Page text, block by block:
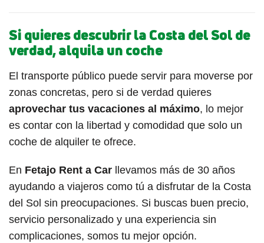
Si quieres descubrir la Costa del Sol de
verdad, alquila un coche
El transporte público puede servir para moverse por
zonas concretas, pero si de verdad quieres
aprovechar tus vacaciones al máximo, lo mejor
es contar con la libertad y comodidad que solo un
coche de alquiler te ofrece.
En Fetajo Rent a Car llevamos más de 30 años
ayudando a viajeros como tú a disfrutar de la Costa
del Sol sin preocupaciones. Si buscas buen precio,
servicio personalizado y una experiencia sin
complicaciones, somos tu mejor opción.